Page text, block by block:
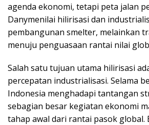
agenda ekonomi, tetapi peta jalan
Danymenilai hilirisasi dan
pembangunan smelter, melainkan
menuju penguasaan rantai nilai
Salah satu tujuan utama hilirisasi
percepatan industrialisasi. Selama
Indonesia menghadapi tantangan
sebagian besar kegiatan ekonomi
tahap awal dari rantai pasok global.